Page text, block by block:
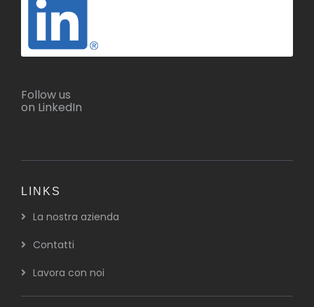
Follow us
on LinkedIn
LINKS
La nostra azienda
Contatti
Lavora con noi